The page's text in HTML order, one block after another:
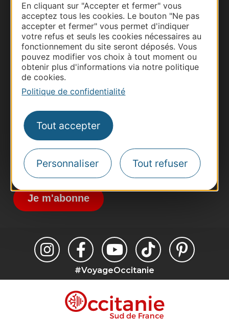
En cliquant sur "Accepter et fermer" vous
acceptez tous les cookies. Le bouton "Ne pas
accepter et fermer" vous permet d'indiquer
votre refus et seuls les cookies nécessaires au
fonctionnement du site seront déposés. Vous
pouvez modifier vos choix à tout moment ou
obtenir plus d'informations via notre politique
de cookies.
Politique de confidentialité
Tout accepter
Personnaliser Tout refuser
Thermalisme
Business/Mice
Pros d'Occitanie
Site presse et d'influence
Voyagistes
Destination Sport
Inscrivez-vous à la lettre d'information
Destination Occitanie pour recevoir des
suggestions de séjours, de visites et de sorties.
Je m'abonne
#VoyageOccitanie